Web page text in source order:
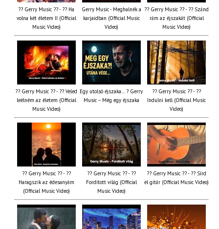
?? Gerry Music ?? - ?? Ha
volna két életem II (Official
Music Video)
Gerry Music - Meghalnék a
karjaidban (Official Music
Video)
?? Gerry Music ?? - ?? Szánd
rám az éjszakát (Official
Music Video)
?? Gerry Music ?? - ?? Veled
leélném az életem (Official
Music Video)
Egy utolsó éjszaka… ? Gerry
Music – Még egy éjszaka
?? Gerry Music ?? - ??
Indulni kell (Official Music
Video)
?? Gerry Music ?? - ??
Haragszik az édesanyám
(Official Music Video)
?? Gerry Music ?? - ??
Fordított világ (Official
Music Video)
?? Gerry Music ?? - ?? Sírd
el gitár (Official Music Video)